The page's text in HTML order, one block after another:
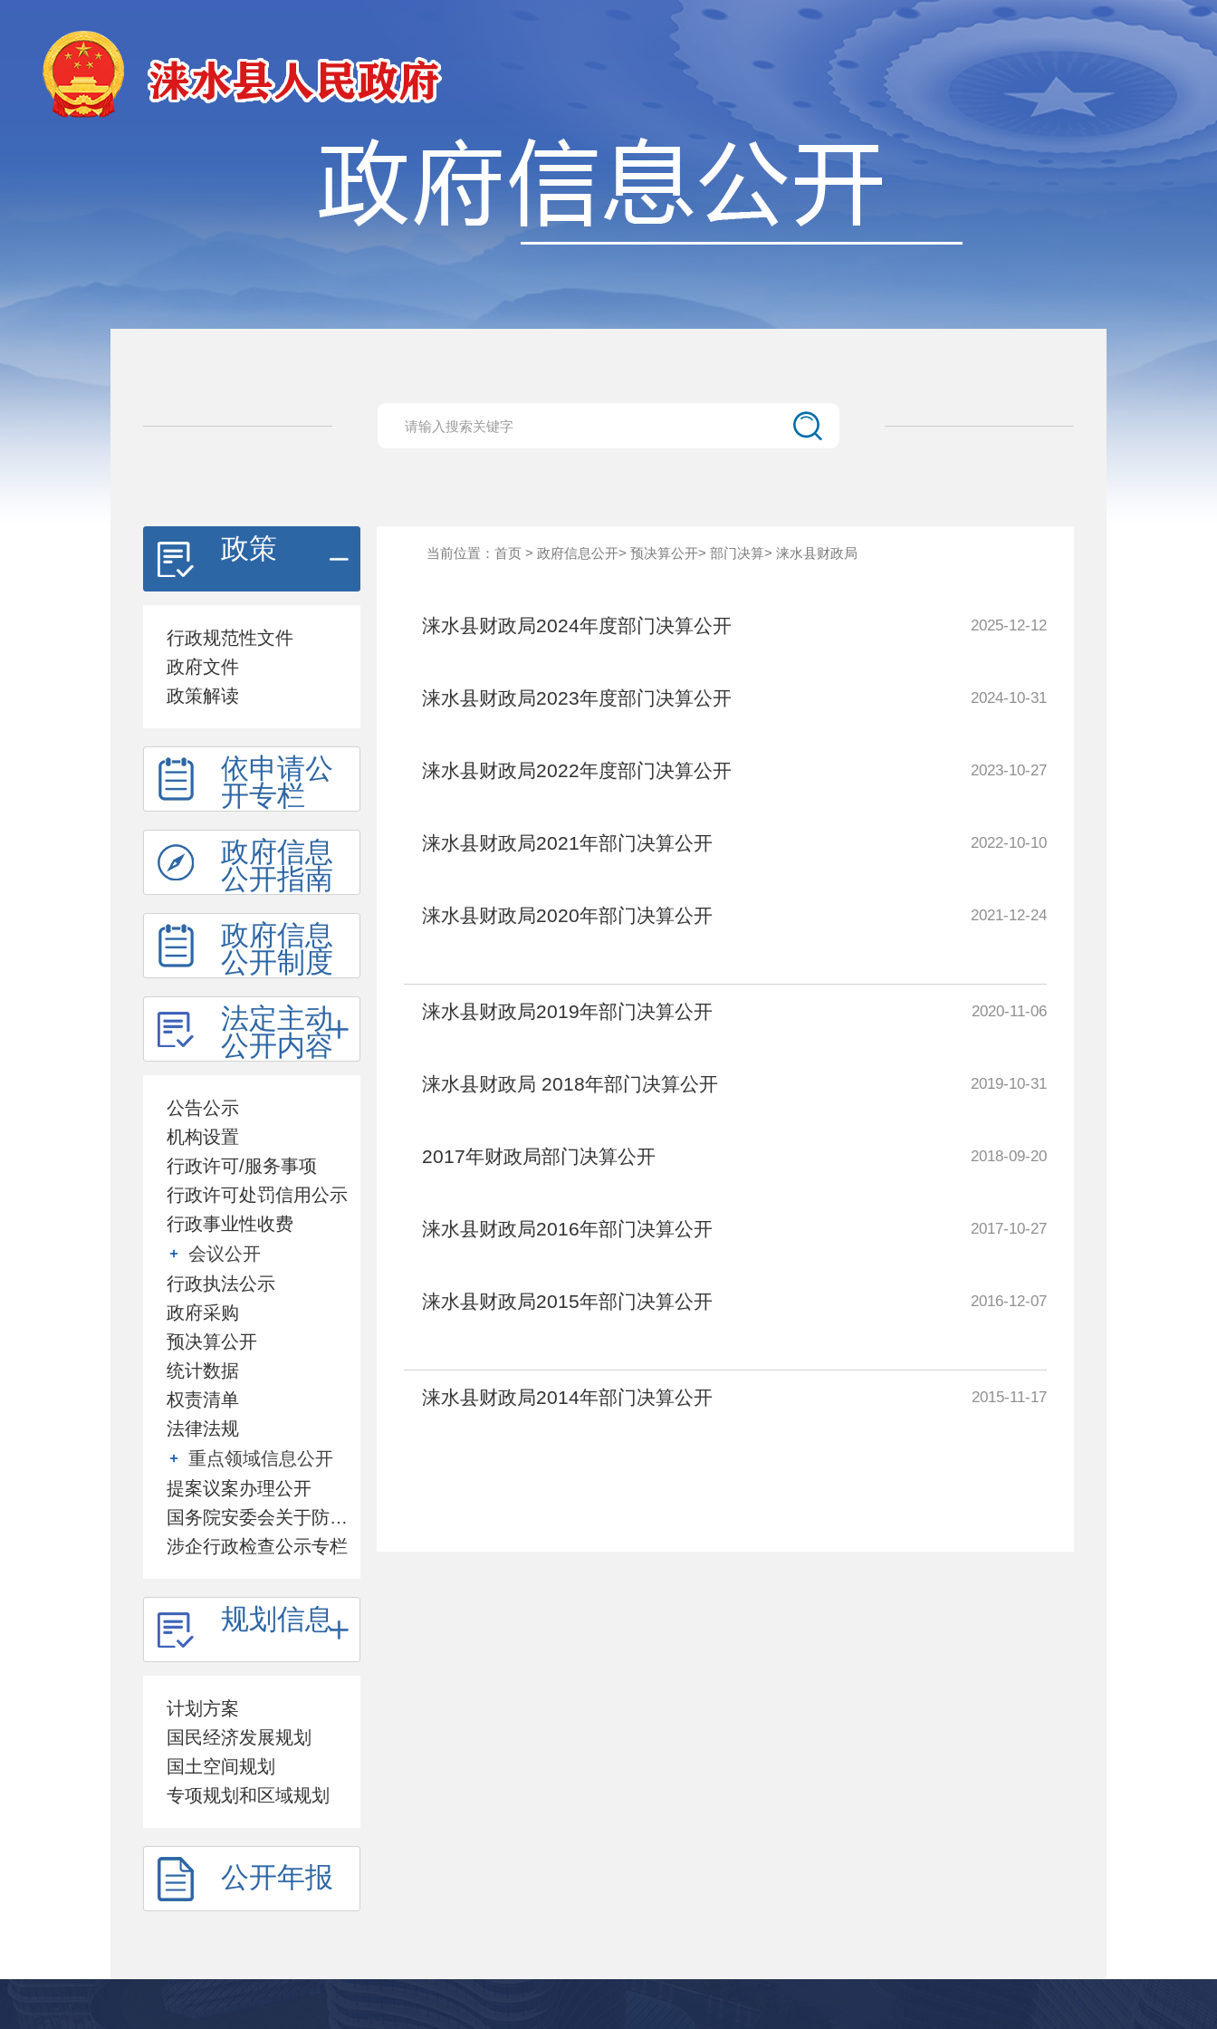
政策
行政规范性文件
政府文件
政策解读
依申请公
开专栏
政府信息
公开指南
政府信息
公开制度
法定主动
公开内容
公告公示
机构设置
行政许可/服务事项
行政许可处罚信用公示
行政事业性收费
会议公开
行政执法公示
政府采购
预决算公开
统计数据
权责清单
法律法规
重点领域信息公开
提案议案办理公开
国务院安委会关于防范遏制矿山领域重特大生产安全事故的硬措施专栏
涉企行政检查公示专栏
规划信息
计划方案
国民经济发展规划
国土空间规划
专项规划和区域规划
公开年报
当前位置： 首页 > 政府信息公开> 预决算公开> 部门决算> 涞水县财政局
涞水县财政局2024年度部门决算公开 2025-12-12
涞水县财政局2023年度部门决算公开 2024-10-31
涞水县财政局2022年度部门决算公开 2023-10-27
涞水县财政局2021年部门决算公开 2022-10-10
涞水县财政局2020年部门决算公开 2021-12-24
涞水县财政局2019年部门决算公开 2020-11-06
涞水县财政局 2018年部门决算公开 2019-10-31
2017年财政局部门决算公开 2018-09-20
涞水县财政局2016年部门决算公开 2017-10-27
涞水县财政局2015年部门决算公开 2016-12-07
涞水县财政局2014年部门决算公开 2015-11-17